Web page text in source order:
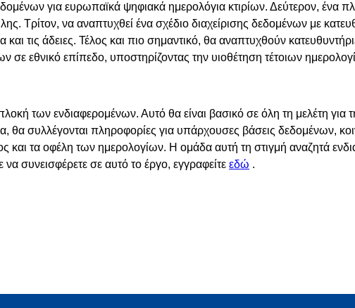
για ευρωπαϊκά ψηφιακά ημερολόγια κτιρίων. Δεύτερον, ένα
Τρίτον, να αναπτυχθεί ένα σχέδιο διαχείρισης δεδομένων με
τις άδειες. Τέλος και πιο σημαντικό, θα αναπτυχθούν
σε εθνικό επίπεδο, υποστηρίζοντας την υιοθέτηση τέτοιων
των ενδιαφερομένων. Αυτό θα είναι βασικό σε όλη τη μελέτη για
θα συλλέγονται πληροφορίες για υπάρχουσες βάσεις δεδομένων,
και τα οφέλη των ημερολογίων. Η ομάδα αυτή τη στιγμή αναζητά
συνεισφέρετε σε αυτό το έργο, εγγραφείτε εδώ .